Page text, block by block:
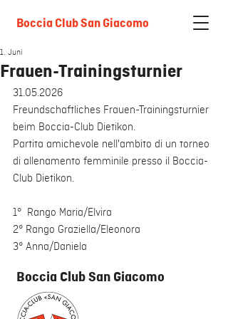
Boccia Club San Giacomo
Frauen-Trainingsturnier
1. Juni
31.05.2026
Freundschaftliches Frauen-Trainingsturnier
beim Boccia-Club Dietikon.
Partita amichevole nell'ambito di un torneo
di allenamento femminile presso il Boccia-
Club Dietikon.
1°  Rango Maria/Elvira
2° Rango Graziella/Eleonora
3° Anna/Daniela
Boccia Club San Giacomo